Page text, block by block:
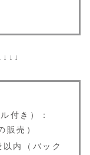
付き）：​
売）​
内（バック